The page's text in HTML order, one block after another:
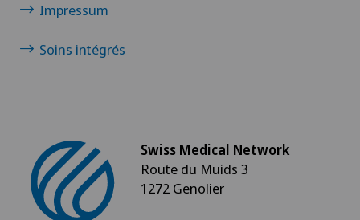
Impressum
Soins intégrés
Swiss Medical Network
Route du Muids 3
1272 Genolier